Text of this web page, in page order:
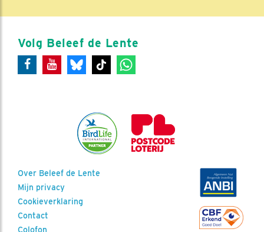
Volg Beleef de Lente
Over Beleef de Lente
Mijn privacy
Cookieverklaring
Contact
Colofon